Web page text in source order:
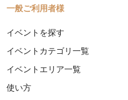
一般ご利用者様
イベントを探す
イベントカテゴリ一覧
イベントエリア一覧
使い方